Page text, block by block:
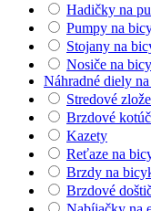
Hadičky na
Pumpy na
Stojany na
Nosiče na
Náhradné diely
Stredové
Brzdové
Kazety
Reťaze na
Brzdy na
Brzdové